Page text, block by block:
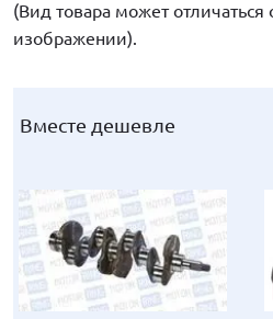
(Вид товара может отличаться
изображении).
Вместе дешевле
Вместе дешевле
Вместе дешевле
Вместе дешевле
Вместе дешевле
Вместе дешевле